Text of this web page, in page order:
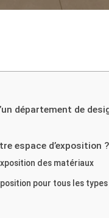
département de
espace d’exposition ?
des matériaux
pour tous les